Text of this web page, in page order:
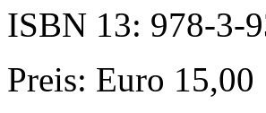
ISBN 13: 978-3-
Preis: Euro 15,00